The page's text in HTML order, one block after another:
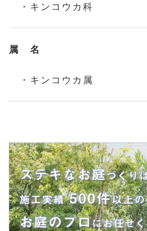
・キンコウカ科
属 名
・キンコウカ属